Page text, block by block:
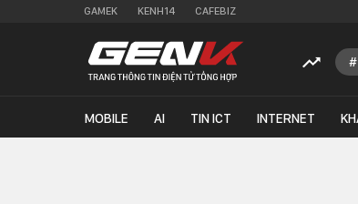
GAMEK KENH14 CAFEBIZ
MOBILE AI TIN ICT INTERNET